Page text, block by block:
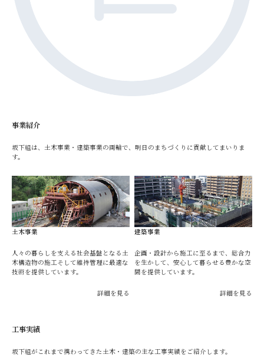
事業紹介
坂下組は、土木事業・建築事業の両輪で、明日のまちづくりに貢献してまいりま
す。
土木事業
人々の暮らしを支える社会基盤となる土
木構造物の施工そして維持管理に最適な
技術を提供しています。
詳細を見る
建築事業
企画・設計から施工に至るまで、総合力
を生かして、安心して暮らせる豊かな空
間を提供しています。
詳細を見る
工事実績
坂下組がこれまで携わってきた土木・建築の主な工事実績をご紹介します。